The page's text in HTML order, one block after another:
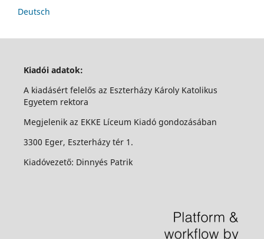
Deutsch
Kiadói adatok:
A kiadásért felelős az Eszterházy Károly Katolikus
Egyetem rektora
Megjelenik az EKKE Líceum Kiadó gondozásában
3300 Eger, Eszterházy tér 1.
Kiadóvezető: Dinnyés Patrik